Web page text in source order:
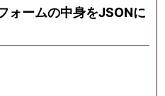
ォームの中身をJSONに